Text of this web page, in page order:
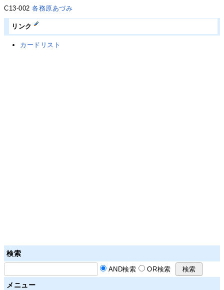
C13-002各務原あづみ
リンク
カードリスト
検索
AND検索 OR検索
メニュー